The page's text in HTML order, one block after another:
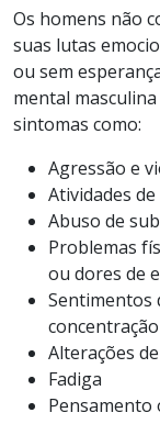
Os homens não
suas lutas
ou sem
mental
sintomas como:
Agressão e
Atividades
Abuso de
Problemas
ou dores de
Sentimentos
concentração
Alterações
Fadiga
Pensamento